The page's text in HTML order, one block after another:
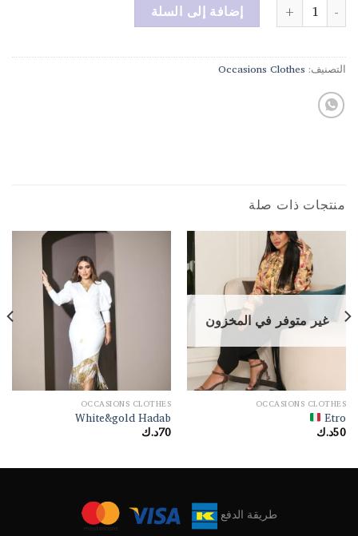
كمية المنتج إضافة إلى السلة
التصنيف: Occasions Clothes
منتجات ذات صلة
غير متوفر في المخزون
OCCASIONS CLOTHES
Etro
50د.ك
OCCASIONS CLOTHES
White&gold Hadab
70د.ك
طريقة الدفع